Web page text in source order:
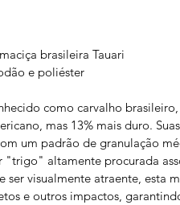
brasileira Tauari
e poliéster
como carvalho
mas 13% mais duro.
um padrão de granulação
"trigo" altamente procurada
ser visualmente atraente, esta
e outros impactos,